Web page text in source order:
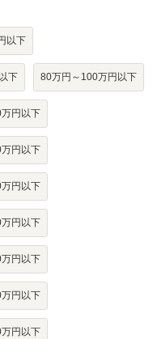
以下
下 80万円～100万円以下
円以下
円以下
円以下
円以下
円以下
円以下
円以下